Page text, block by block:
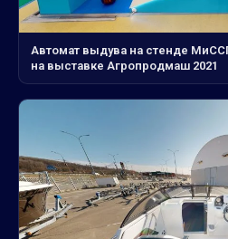
Автомат выдува на стенде
на выставке Агропродмаш 2021